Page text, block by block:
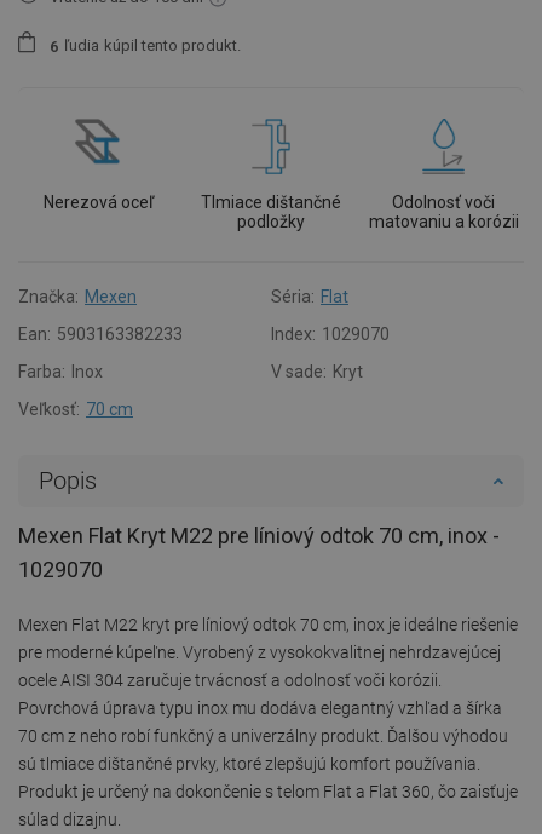
6 ľudia kúpil tento produkt.
Nerezová oceľ
Tlmiace dištančné
podložky
Odolnosť voči
matovaniu a korózii
Značka: Mexen Séria: Flat
Ean: 5903163382233 Index: 1029070
Farba:
Inox V sade: Kryt
Veľkosť: 70 cm
Popis
Mexen Flat Kryt M22 pre líniový odtok 70 cm, inox -
1029070
Mexen Flat M22 kryt pre líniový odtok 70 cm, inox je ideálne riešenie
pre moderné kúpeľne. Vyrobený z vysokokvalitnej nehrdzavejúcej
ocele AISI 304 zaručuje trvácnosť a odolnosť voči korózii.
Povrchová úprava typu inox mu dodáva elegantný vzhľad a šírka
70 cm z neho robí funkčný a univerzálny produkt. Ďalšou výhodou
sú tlmiace dištančné prvky, ktoré zlepšujú komfort používania.
Produkt je určený na dokončenie s telom Flat a Flat 360, čo zaisťuje
súlad dizajnu.